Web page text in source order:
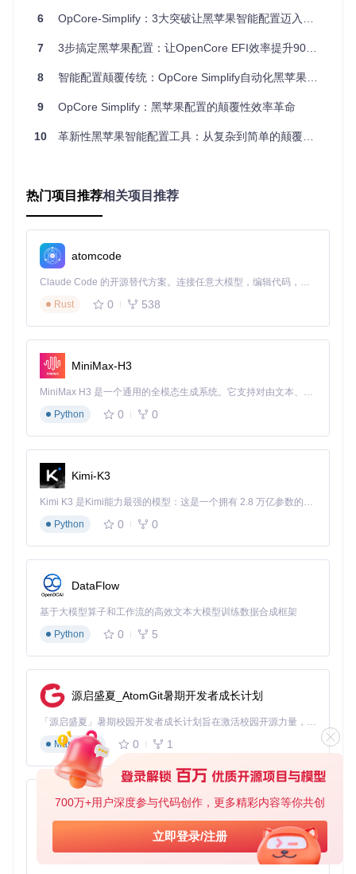
700万+用户深度参与代码创作，更多精彩内容等你共创
立即登录/注册
处方：OpCore Simplify的"诊疗方案"
第一步：硬件CT扫描（报告生成）
OpCore Simplify的硬件识别模块就像一台精密的CT扫描仪，
硬件报告生成界面：Windows用户可直接导出当前系统信息，
Linux/macOS用户可导入Windows生成的报告，避免了手动识
工作流程解析：
    B --> C[特征提取与标准化]
    C --> D[数据库匹配验证]
作。
第二步：兼容性诊断（方案匹配）
基于硬件报告，系统会自动生成详细的兼容性诊断报告，就像
硬件兼容性检查界面：清晰标记各硬件组件的支持情况，如C
PU支持macOS High Sierra到Tahoe 26，独立显卡不支持，
核显完全兼容
决策路径示例：
发现NVIDIA GTX 1650 Ti → 标记为不支持并建议禁用
识别Intel UHD核显 → 推荐适配的驱动配置
这种可视化的兼容性报告，将传统方式下需要1小时的兼容性
分析缩短至10分钟，同时避免了人为判断错误。
第三步：配置手术（EFI生成）
最后一步是根据诊断结果"开处方"——自动生成优化的EFI配
置。
EFI配置界面：提供macOS版本选择、硬件适配补丁、内核扩
展管理等核心功能，所有选项均基于硬件诊断结果智能推荐
核心配置项自动处理：
SMBIOS型号：根据CPU和显卡组合推荐最匹配的Mac型号
：自动应用针对特定硬件的ACPI补丁
内核扩展：仅加载当前硬件必需的kext文件
：根据硬件特性调整启动参数
6 OpCore-Simplify：3大突破让黑苹果智能配置迈入秒级时代
7 3步搞定黑苹果配置：让OpenCore EFI效率提升90%的颠覆式工具
8 智能配置颠覆传统：OpCore Simplify自动化黑苹果解决方案
9 OpCore Simplify：黑苹果配置的颠覆性效率革命
10 革新性黑苹果智能配置工具：从复杂到简单的颠覆式解决方案
热门项目推荐相关项目推荐
atomcode
Claude Code 的开源替代方案。连接任意大模型，编辑代码，运行命令，自动验证 — 全自动执行。用 Rust 构建，极致性能。 ｜ An open-source alternative to Claude Code. Connect any LLM, edit code, run commands, and verify changes — autonomously. Built in Rust for speed. Get Started
Rust
0 538
MiniMax-H3
MiniMax H3 是一个通用的全模态生成系统。它支持对由文本、图像、视频和音频组成的多模态上下文进行统一理解，并能生成分辨率高达 2K、时长可达 15 秒的带原生立体声音频的视频。得益于面向任务泛化的系统设计，H3 在预训练阶段就已具备广泛的多模态上下文理解与生成能力，能够出色地执行复杂的多模态指令。
Python
0 0
Kimi-K3
Kimi K3 是Kimi能力最强的模型：这是一个拥有 2.8 万亿参数的混合专家（MoE）模型，具备原生视觉理解能力，并支持 100 万 token 的上下文窗口。
Python
0 0
DataFlow
基于大模型算子和工作流的高效文本大模型训练数据合成框架
Python
0 5
源启盛夏_AtomGit暑期开发者成长计划
「源启盛夏」暑期校园开发者成长计划旨在激活校园开源力量，通过积分激励、认证扶持、资源倾斜等形式，引导高校组织和开发者完成「入驻 — 建项目 — 做贡献 — 获认证 — 得资源」的完整闭环。无论你是想带领社团入驻平台的组织者，还是希望用代码贡献证明自己的开发者，都能在这里找到属于你的成长路径。
Markdown
0 1
py-xiaozhi
基于Python的Xiaozhi AI，适用于想要完整Xiaozhi体验而无需拥有专用硬件的用户。
Python
0 1